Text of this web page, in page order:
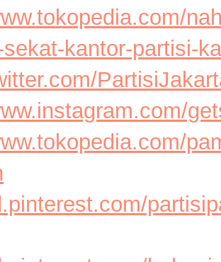
kantor-partisi-